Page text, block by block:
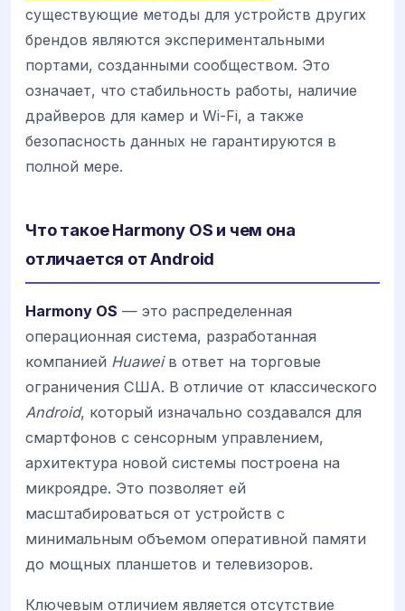
существующие методы для устройств других
брендов являются экспериментальными
портами, созданными сообществом. Это
означает, что стабильность работы, наличие
драйверов для камер и Wi-Fi, а также
безопасность данных не гарантируются в
полной мере.
Что такое Harmony OS и чем она
отличается от Android
Harmony OS — это распределенная
операционная система, разработанная
компанией Huaweiв ответ на торговые
ограничения США. В отличие от классического
Android, который изначально создавался для
смартфонов с сенсорным управлением,
архитектура новой системы построена на
микроядре. Это позволяет ей
масштабироваться от устройств с
минимальным объемом оперативной памяти
до мощных планшетов и телевизоров.
Ключевым отличием является отсутствие